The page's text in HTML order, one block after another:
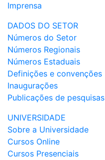
Imprensa
DADOS DO SETOR
Números do Setor
Números Regionais
Números Estaduais
Definições e convenções
Inaugurações
Publicações de pesquisas
UNIVERSIDADE
Sobre a Universidade
Cursos Online
Cursos Presenciais